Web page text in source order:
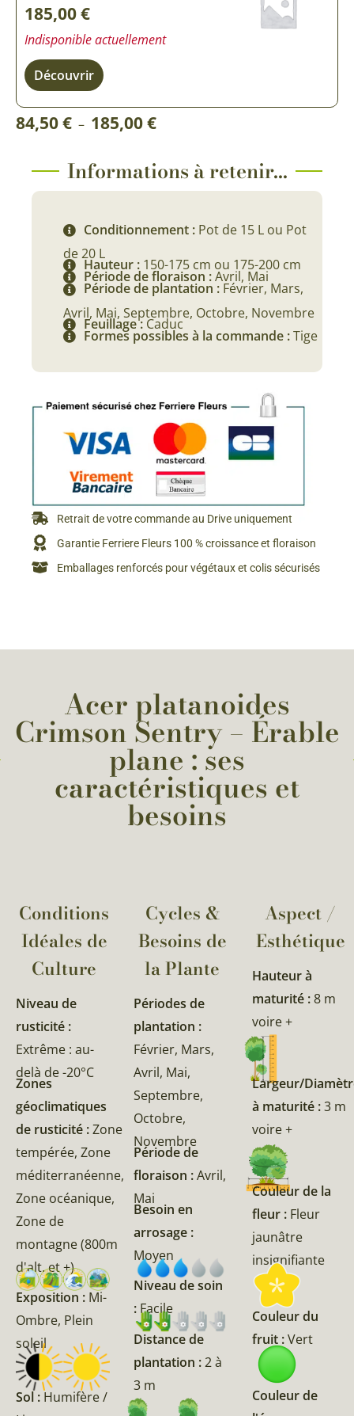
185,00€
Indisponible actuellement
Découvrir
84,50€ – 185,00€Plage
84,50 €
185,00 €
Informations à retenir...
Conditionnement : Pot de 15 L ou Pot
de 20 L
Hauteur : 150-175 cm ou 175-200 cm
Période de floraison :Avril, Mai
Période de plantation : Février, Mars,
Avril, Mai, Septembre, Octobre, Novembre
Feuillage :Caduc
Formes possibles à la commande :Tige
Retrait de votre commande au Drive uniquement
Garantie Ferriere Fleurs 100 % croissance et floraison
Emballages renforcés pour végétaux et colis sécurisés
Acer platanoides
Crimson Sentry – Érable
plane : ses
caractéristiques et
besoins
Conditions
Idéales de
Culture
Niveau de
rusticité :
Extrême : au-
delà de -20°C
Zones
géoclimatiques
de rusticité :Zone
tempérée, Zone
méditerranéenne,
Zone océanique,
Zone de
montagne (800m
d'alt. et +)
Exposition : Mi-
Ombre, Plein
soleil
Sol : Humifère /
Cycles &
Besoins de
la Plante​
Périodes de
plantation :
Février, Mars,
Avril, Mai,
Septembre,
Octobre,
Novembre
Période de
floraison :Avril,
Mai
Besoin en
arrosage :
Moyen
Niveau de soin
: Facile
Distance de
plantation :2 à
3 m
Aspect /
Esthétique
Hauteur à
maturité :8 m
voire +
Largeur/
à maturité :3 m
voire +
Couleur de la
fleur : Fleur
jaunâtre
insignifiante
Couleur du
fruit :Vert
Couleur de